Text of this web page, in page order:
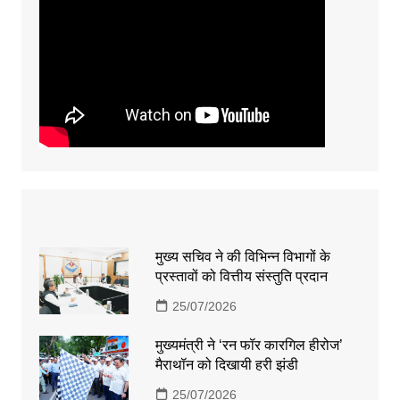
मुख्य सचिव ने की विभिन्न विभागों के
प्रस्तावों को वित्तीय संस्तुति प्रदान
25/07/2026
मुख्यमंत्री ने ‘रन फॉर कारगिल हीरोज’
मैराथॉन को दिखायी हरी झंडी
25/07/2026